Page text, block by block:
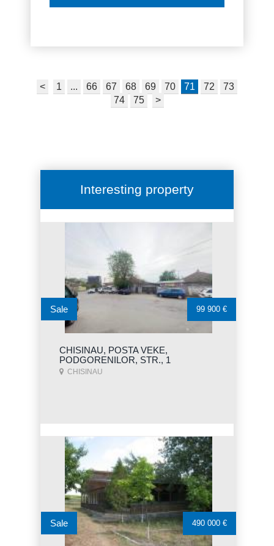
офисами.
< 1 ... 66 67 68 69 70 71 72
73
74
75 >
Interesting property
CHISINAU, POSTA VEKE,
PODGORENILOR, STR., 1
CHISINAU
Sale 99 900 €
Sale 490 000 €